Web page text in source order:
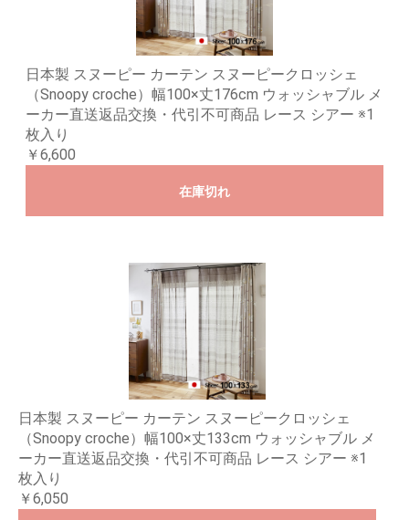
日本製 スヌーピー カーテン スヌーピークロッシェ
（Snoopy croche）幅100×丈176cm ウォッシャブル メ
ーカー直送返品交換・代引不可商品 レース シアー ※1
枚入り
￥6,600
在庫切れ
日本製 スヌーピー カーテン スヌーピークロッシェ
（Snoopy croche）幅100×丈133cm ウォッシャブル メ
ーカー直送返品交換・代引不可商品 レース シアー ※1
枚入り
￥6,050